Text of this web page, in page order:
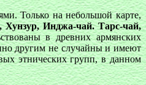
Только на небольшой карте,
Хунзур, Инджа-чай. Тарс-чай,
в древних армянских
другим не случайны и имеют
этнических групп, в данном